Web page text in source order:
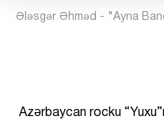
Ələsgər Əhməd - "Ayna
Azərbaycan rocku